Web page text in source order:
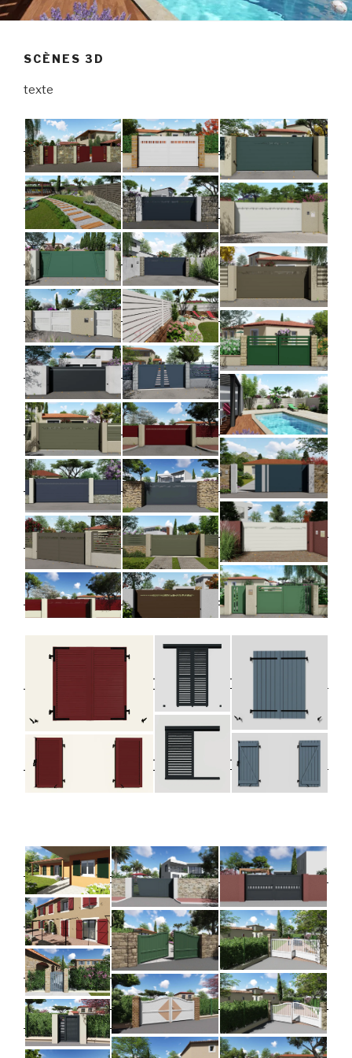
SCÈNES 3D
texte